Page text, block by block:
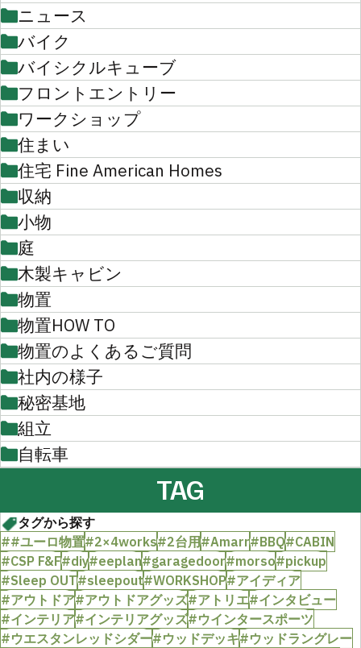
ニュース
バイク
バイシクルキューブ
フロントエントリー
ワークショップ
住まい
住宅 Fine American Homes
収納
小物
庭
木製キャビン
物置
物置HOW TO
物置のよくあるご質問
社内の様子
秘密基地
組立
自転車
TAG
タグから探す
##ユーロ物置#2×4works#2台用#Amarr#BBQ#CABIN
#CSP F&F#diy#eeplan#garagedoor#morso#pickup
#Sleep OUT#sleepout#WORKSHOP#アイディア
#アウトドア#アウトドアグッズ#アトリエ#インタビュー
#インテリア#インテリアグッズ#ウインタースポーツ
#ウエスタンレッドシダー#ウッドデッキ#ウッドラングレー